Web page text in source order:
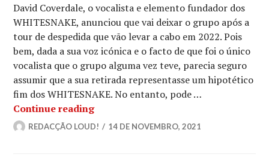
David Coverdale, o vocalista e elemento fundador dos
WHITESNAKE, anunciou que vai deixar o grupo após a
tour de despedida que vão levar a cabo em 2022. Pois
bem, dada a sua voz icónica e o facto de que foi o único
vocalista que o grupo alguma vez teve, parecia seguro
assumir que a sua retirada representasse um hipotético
fim dos WHITESNAKE. No entanto, pode …
Continue readingWHITESNAKE: David Coverdale
REDACÇÃO LOUD! 14 DE NOVEMBRO, 2021